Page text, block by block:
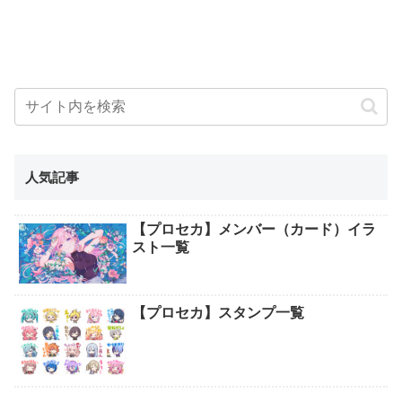
人気記事
【プロセカ】メンバー（カード）イラ
スト一覧
【プロセカ】スタンプ一覧